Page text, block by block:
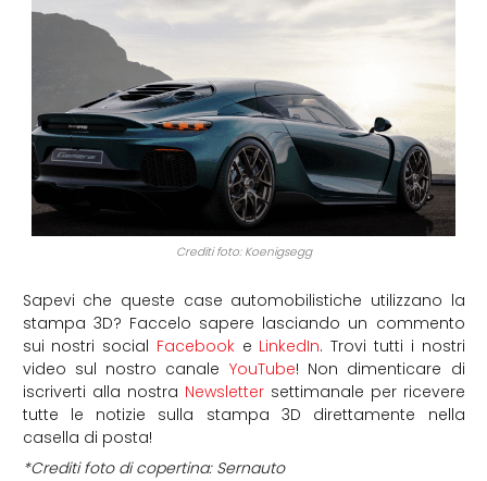
Crediti foto: Koenigsegg
Sapevi che queste case automobilistiche utilizzano la
stampa 3D? Faccelo sapere lasciando un commento
sui nostri social Facebooke LinkedIn. Trovi tutti i nostri
video sul nostro canale YouTube! Non dimenticare di
iscriverti alla nostra Newslettersettimanale per ricevere
tutte le notizie sulla stampa 3D direttamente nella
casella di posta!
*Crediti foto di copertina: Sernauto